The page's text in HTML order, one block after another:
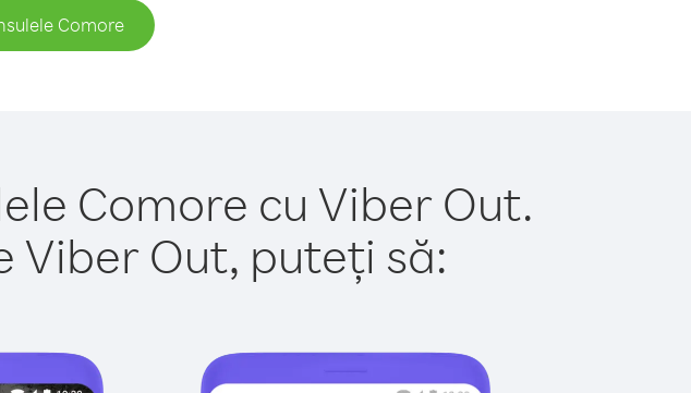
Comore
Comore cu Viber Out.
Viber Out, puteți să: